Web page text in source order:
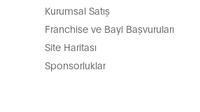
Kurumsal Satış
Franchise ve Bayi Başvuruları
Site Haritası
Sponsorluklar